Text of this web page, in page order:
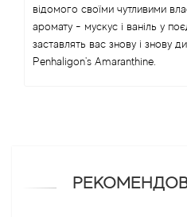
відомого своїми чутливими
аромату - мускус і ваніль у
заставлять вас знову і знову
Penhaligon's Amaranthine.
Amouroud
Andre L'Arom